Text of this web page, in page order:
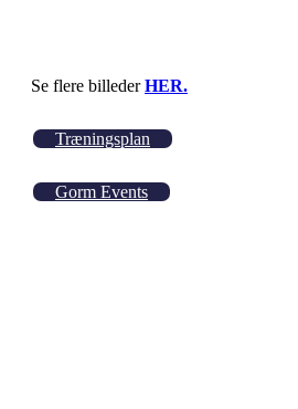
Se flere billederHER.
Træningsplan
Gorm Events